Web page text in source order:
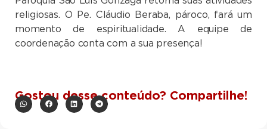
religiosas. O Pe. Cláudio Beraba, pároco, fará um
momento de espiritualidade. A equipe de
coordenação conta com a sua presença!
Gostou desse conteúdo? Compartilhe!